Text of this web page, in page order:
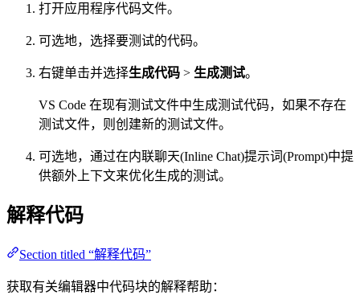
打开应用程序代码文件。
可选地，选择要测试的代码。
右键单击并选择生成代码 > 生成测试。
VS Code 在现有测试文件中生成测试代码，如果不存在
测试文件，则创建新的测试文件。
可选地，通过在内联聊天(Inline Chat)提示词(Prompt)中提
供额外上下文来优化生成的测试。
解释代码
Section titled “解释代码”
获取有关编辑器中代码块的解释帮助：